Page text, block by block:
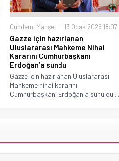
Gündem, Manşet 13 Ocak 2026 18:07
Gazze için hazırlanan
Uluslararası Mahkeme Nihai
Kararını Cumhurbaşkanı
Erdoğan’a sundu
Gazze için hazırlanan Uluslararası
Mahkeme nihai kararını
Cumhurbaşkanı Erdoğan'a sunuldu....